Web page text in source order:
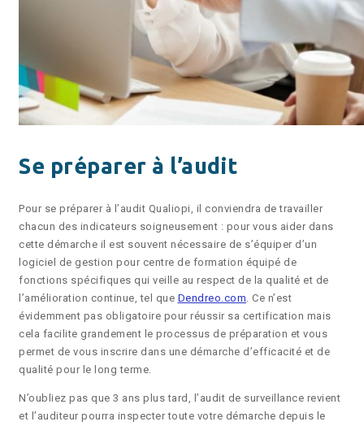
Se préparer à l’audit
Pour se préparer à l’audit Qualiopi, il conviendra de travailler
chacun des indicateurs soigneusement : pour vous aider dans
cette démarche il est souvent nécessaire de s’équiper d’un
logiciel de gestion pour centre de formation équipé de
fonctions spécifiques qui veille au respect de la qualité et de
l’amélioration continue, tel que Dendreo.com . Ce n’est
évidemment pas obligatoire pour réussir sa certification mais
cela facilite grandement le processus de préparation et vous
permet de vous inscrire dans une démarche d’efficacité et de
qualité pour le long terme.
N’oubliez pas que 3 ans plus tard, l’audit de surveillance revient
et l’auditeur pourra inspecter toute votre démarche depuis le